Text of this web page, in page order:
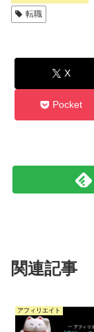
転職
X
Pocket
関連記事
アフィリエイト